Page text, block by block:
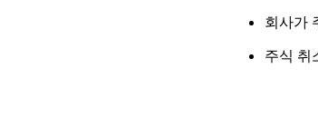
회사가
주식 취